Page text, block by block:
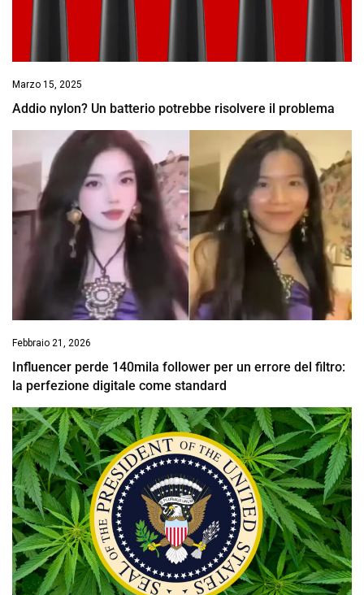
Marzo 15, 2025
Addio nylon? Un batterio potrebbe risolvere il problema
Febbraio 21, 2026
Influencer perde 140mila follower per un errore del filtro:
la perfezione digitale come standard